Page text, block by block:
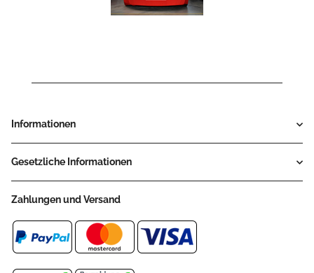
Informationen
Gesetzliche Informationen
Zahlungen und Versand